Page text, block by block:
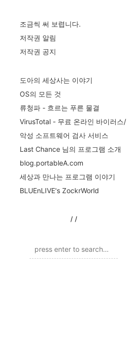
조금씩 써 보렵니다.
저작권 알림
저작권 공지
도아의 세상사는 이야기
OS의 모든 것
류청파 - 흐르는 푸른 물결
VirusTotal - 무료 온라인 바이러스/
악성 소프트웨어 검사 서비스
Last Chance 님의 프로그램 소개
blog.portableA.com
세상과 만나는 프로그램 이야기
BLUEnLIVE's ZockrWorld
/ /